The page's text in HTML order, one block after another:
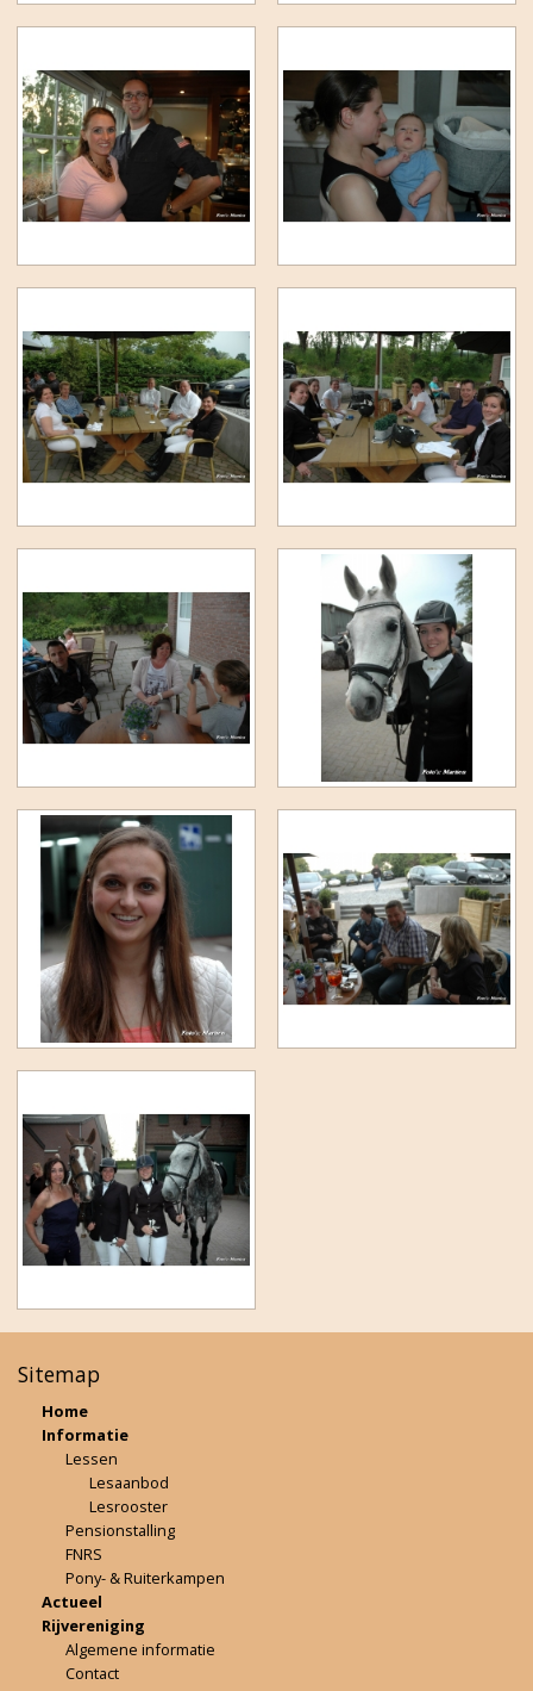
Sitemap
Home
Informatie
Lessen
Lesaanbod
Lesrooster
Pensionstalling
FNRS
Pony- & Ruiterkampen
Actueel
Rijvereniging
Algemene informatie
Contact